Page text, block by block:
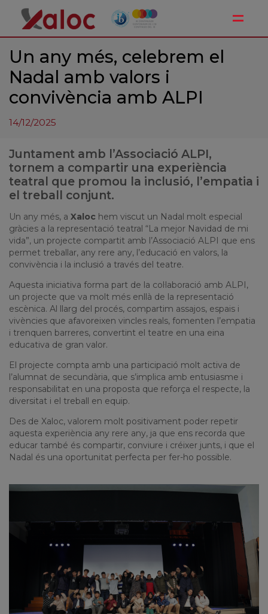
Un any més, celebrem el
Nadal amb valors i
convivència amb ALPI
14/12/2025
Juntament amb l’Associació ALPI,
tornem a compartir una experiència
teatral que promou la inclusió, l’empatia i
el treball conjunt.
Un any més, a Xaloc hem viscut un Nadal molt especial
gràcies a la representació teatral “La mejor Navidad de mi
vida”, un projecte compartit amb l’Associació ALPI que ens
permet treballar, any rere any, l’educació en valors, la
convivència i la inclusió a través del teatre.
Aquesta iniciativa forma part de la col·laboració amb ALPI,
un projecte que va molt més enllà de la representació
escènica. Al llarg del procés, compartim assajos, espais i
vivències que afavoreixen vincles reals, fomenten l’empatia
i trenquen barreres, convertint el teatre en una eina
educativa de gran valor.
El projecte compta amb una participació molt activa de
l’alumnat de secundària, que s’implica amb entusiasme i
responsabilitat en una proposta que reforça el respecte, la
diversitat i el treball en equip.
Des de Xaloc, valorem molt positivament poder repetir
aquesta experiència any rere any, ja que ens recorda que
educar també és compartir, conviure i créixer junts, i que el
Nadal és una oportunitat perfecta per fer-ho possible.